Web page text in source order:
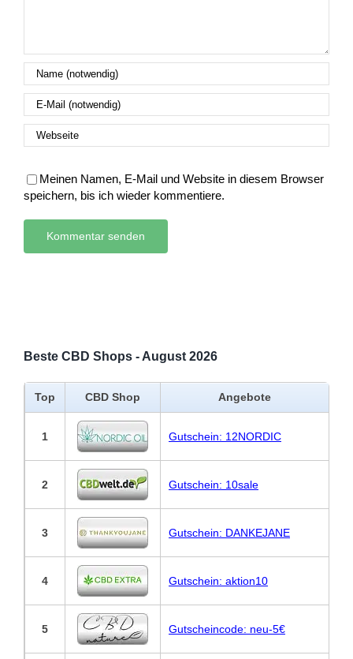
Meinen Namen, E-Mail und Website in diesem Browser
speichern, bis ich wieder kommentiere.
Beste CBD Shops - August 2026
Top CBD Shop Angebote
1 Gutschein: 12NORDIC
2 Gutschein: 10sale
3 Gutschein: DANKEJANE
4 Gutschein: aktion10
5 Gutscheincode: neu-5€